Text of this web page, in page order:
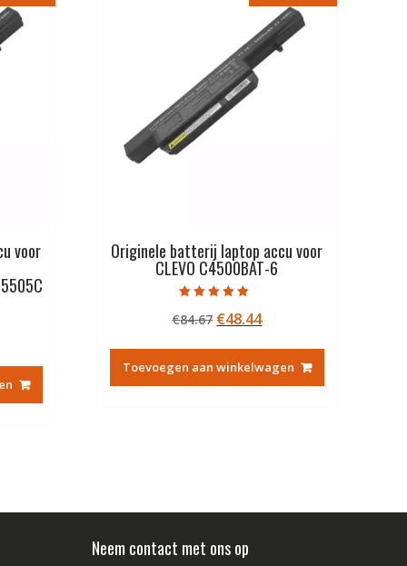
voor Originele batterij laptop accu voor
CLEVO C4500BAT-6
5.00
uit 5
€84.67 Oorspronkelijke
was:
€84.67.
€48.44Huidige
€48.44.
Toevoegen aan winkelwagen
Neem contact met ons op